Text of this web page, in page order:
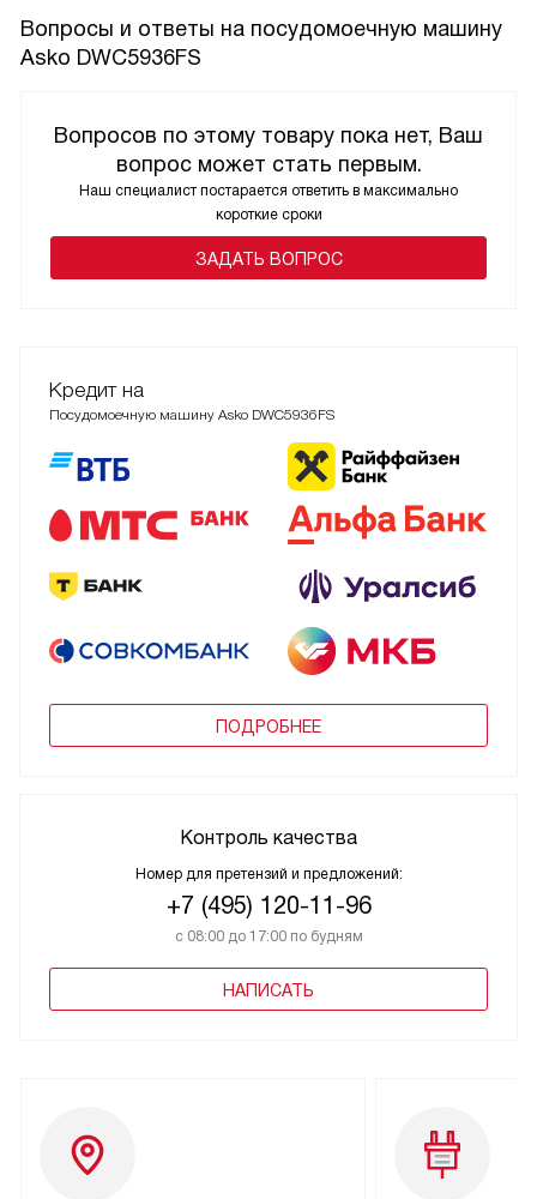
Вопросы и ответы на посудомоечную машину
Asko DWC5936FS
Вопросов по этому товару пока нет, Ваш
вопрос может стать первым.
Наш специалист постарается ответить в максимально
короткие сроки
ЗАДАТЬ ВОПРОС
Кредит на
Посудомоечную машину Asko DWC5936FS
ПОДРОБНЕЕ
Контроль качества
Номер для претензий и предложений:
+7 (495) 120-11-96
с 08:00 до 17:00 по будням
НАПИСАТЬ